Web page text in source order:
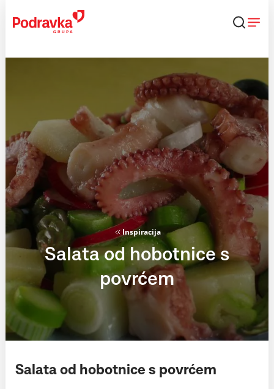
content
Inspiracija
Salata od hobotnice s
povrćem
Salata od hobotnice s povrćem